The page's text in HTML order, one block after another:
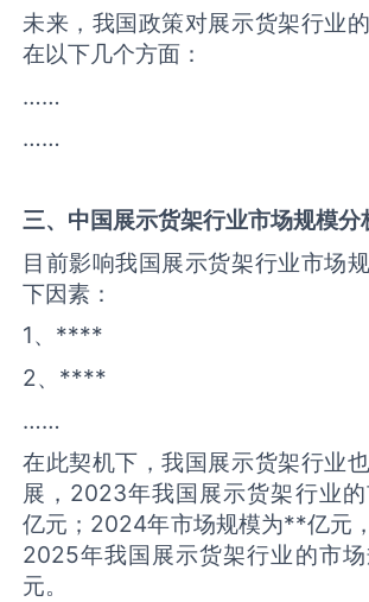
未来，我国政策对展示货架行业
在以下几个方面：
……
……
三、中国展示货架行业市场规模分
目前影响我国展示货架行业市场
下因素：
1、****
2、****
……
在此契机下，我国展示货架行业
展，2023年我国展示货架行业
亿元；2024年市场规模为**亿元
2025年我国展示货架行业的市
元。